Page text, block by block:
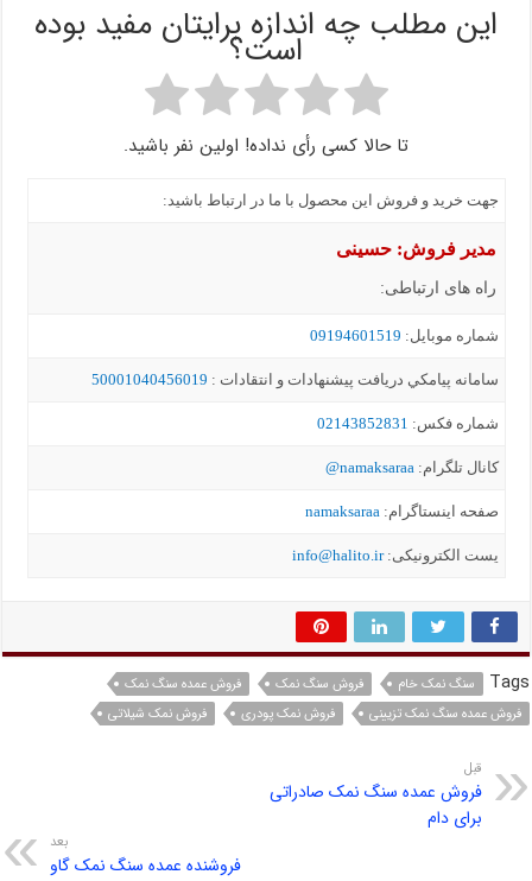
این مطلب چه اندازه برایتان مفید بوده
است؟
تا حالا کسی رأی نداده! اولین نفر باشید.
جهت خرید و فروش این محصول با ما در ارتباط باشید:
مدیر فروش: حسینی
راه های ارتباطی:
شماره موبايل: 09194601519
سامانه پيامکي دریافت پیشنهادات و انتقادات : 50001040456019
شماره فکس: 02143852831
کانال تلگرام: namaksaraa@
صفحه اینستاگرام: namaksaraa
یست الکترونیکی:info@halito.ir
Tags سنگ نمک خام فروش سنگ نمک
فروش عمده سنگ نمک
فروش عمده سنگ نمک تزیینی
فروش نمک پودری فروش نمک شیلاتی
قبل
فروش عمده سنگ نمک صادراتی
برای دام
بعد
فروشنده عمده سنگ نمک گاو